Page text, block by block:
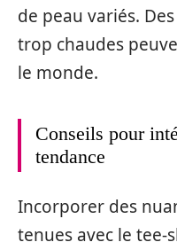
de peau variés.
trop chaudes
le monde.
Conseils pour
tendance
Incorporer des
tenues avec le tee-